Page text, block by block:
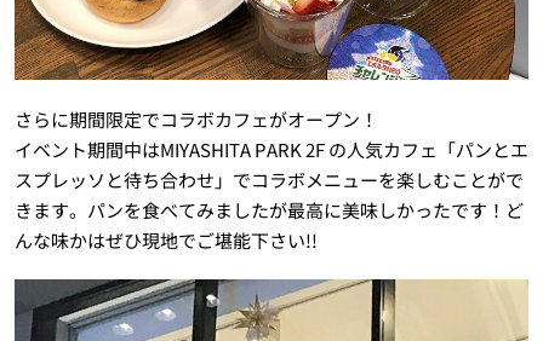
さらに期間限定でコラボカフェがオープン！
イベント期間中はMIYASHITA PARK 2F の人気カフェ「パンとエ
スプレッソと待ち合わせ」でコラボメニューを楽しむことがで
きます。パンを食べてみましたが最高に美味しかったです！ど
んな味かはぜひ現地でご堪能下さい!!